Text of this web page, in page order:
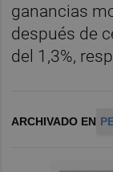
ganancias
después de
del 1,3%,
ARCHIVADO EN